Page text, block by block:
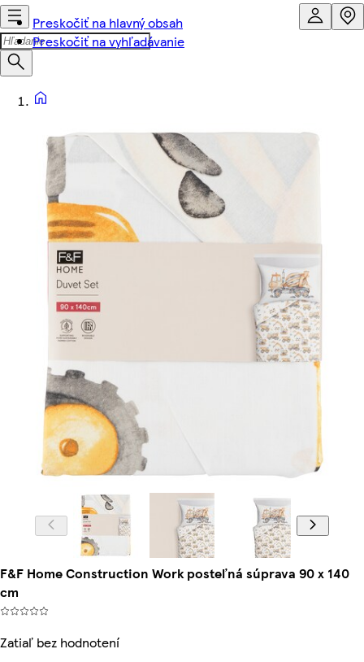
Preskočiť na hlavný obsah
Preskočiť na vyhľadávanie
F&F Home Construction Work posteľná súprava 90 x 140
cm
Zatiaľ bez hodnotení